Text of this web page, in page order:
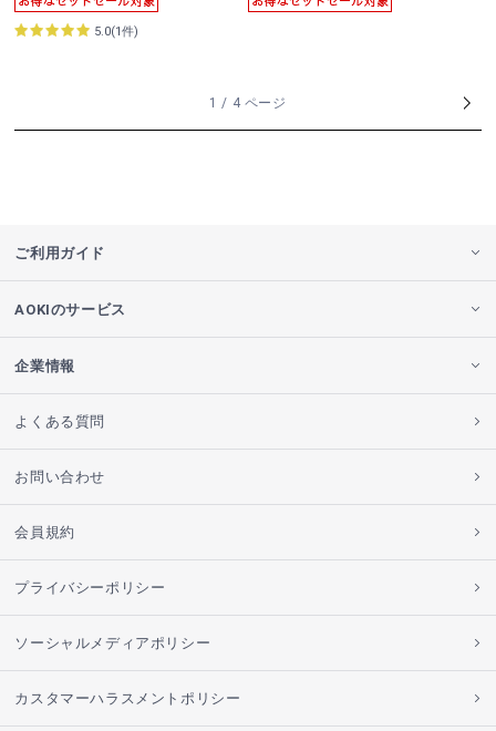
5.0(1件)
1 / 4 ページ
ご利用ガイド
AOKIのサービス
企業情報
よくある質問
お問い合わせ
会員規約
プライバシーポリシー
ソーシャルメディアポリシー
カスタマーハラスメントポリシー